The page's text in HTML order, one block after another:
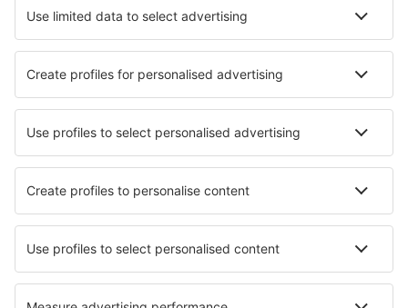
Cazare în Arabia Saudită - Orașe populare
Cazare în Taif Cazare în Madinah Cazare în Abha
Cazare în Al Jubayl Industrial City Cazare în Al-Zilfi
Cazare în Qaisumah Cazare în Al Hofuf
Cele mai bune locuri de cazare - orașe
Cazare în Vandiperiyar Cazare în Saint-Germain-en-Coglès
Cazare în Chicoloapan de Juarez Cazare în El Minya